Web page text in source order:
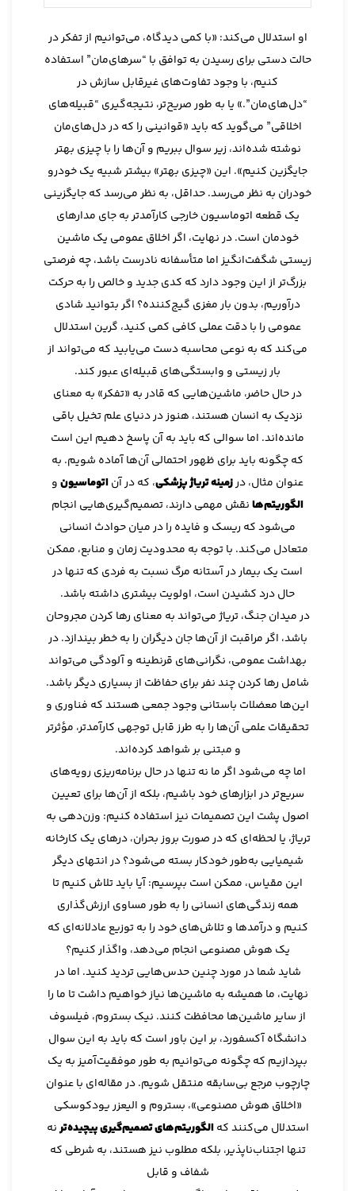
او استدلال می‌کند: «با کمی دیدگاه، می‌توانیم از تفکر در
حالت دستی برای رسیدن به توافق با “سرهای‌مان” استفاده
کنیم، با وجود تفاوت‌های غیرقابل سازش در
“دل‌های‌مان”.» یا به طور صریح‌تر، نتیجه‌گیری “قبیله‌های
اخلاقی” می‌گوید که باید «قوانینی را که در دل‌های‌مان
نوشته شده‌اند، زیر سوال ببریم و آن‌ها را با چیزی بهتر
جایگزین کنیم». این «چیزی بهتر» بیشتر شبیه یک خودرو
خودران به نظر می‌رسد. حداقل، به نظر می‌رسد که جایگزینی
یک قطعه اتوماسیون خارجی کارآمدتر به جای مدارهای
خودمان است. در نهایت، اگر اخلاق عمومی یک ماشین
زیستی شگفت‌انگیز اما متأسفانه نادرست باشد، چه فرصتی
بزرگ‌تر از این وجود دارد که کدی جدید و خالص را به حرکت
درآوریم، بدون بار مغزی گیج‌کننده؟ اگر بتوانید شادی
عمومی را با دقت عملی کافی کمی کنید، گرین استدلال
می‌کند که به نوعی محاسبه دست می‌یابید که می‌تواند از
بار زیستی و وابستگی‌های قبیله‌ای عبور کند.
در حال حاضر، ماشین‌هایی که قادر به «تفکر» به معنای
نزدیک به انسان هستند، هنوز در دنیای علم تخیل باقی
مانده‌اند. اما سوالی که باید به آن پاسخ دهیم این است
که چگونه باید برای ظهور احتمالی آن‌ها آماده شویم. به
عنوان مثال، درزمینه تریاژ پزشکی، که در آناتوماسیونو
الگوریتم‌هانقش مهمی دارند، تصمیم‌گیری‌هایی انجام
می‌شود که ریسک و فایده را در میان حوادث انسانی
متعادل می‌کند. با توجه به محدودیت زمان و منابع، ممکن
است یک بیمار در آستانه مرگ نسبت به فردی که تنها در
حال درد کشیدن است، اولویت بیشتری داشته باشد.
در میدان جنگ، تریاژ می‌تواند به معنای رها کردن مجروحان
باشد، اگر مراقبت از آن‌ها جان دیگران را به خطر بیندازد. در
بهداشت عمومی، نگرانی‌های قرنطینه و آلودگی می‌تواند
شامل رها کردن چند نفر برای حفاظت از بسیاری دیگر باشد.
این‌ها معضلات باستانی وجود جمعی هستند که فناوری و
تحقیقات علمی آن‌ها را به طرز قابل توجهی کارآمدتر، مؤثرتر
و مبتنی بر شواهد کرده‌اند.
اما چه می‌شود اگر ما نه تنها در حال برنامه‌ریزی رویه‌های
سریع‌تر در ابزارهای خود باشیم، بلکه از آن‌ها برای تعیین
اصول پشت این تصمیمات نیز استفاده کنیم: وزن‌دهی به
تریاژ، یا لحظه‌ای که در صورت بروز بحران، درهای یک کارخانه
شیمیایی به‌طور خودکار بسته می‌شود؟ در انتهای دیگر
این مقیاس، ممکن است بپرسیم: آیا باید تلاش کنیم تا
همه زندگی‌های انسانی را به طور مساوی ارزش‌گذاری
کنیم و درآمدها و تلاش‌های خود را به توزیع عادلانه‌ای که
یک هوش مصنوعی انجام می‌دهد، واگذار کنیم؟
شاید شما در مورد چنین حدس‌هایی تردید کنید. اما در
نهایت، ما همیشه به ماشین‌ها نیاز خواهیم داشت تا ما را
از سایر ماشین‌ها محافظت کنند. نیک بستروم، فیلسوف
دانشگاه آکسفورد، بر این باور است که باید به این سوال
بپردازیم که چگونه می‌توانیم به طور موفقیت‌آمیز به یک
چارچوب مرجع بی‌سابقه منتقل شویم. در مقاله‌ای با عنوان
«اخلاق هوش مصنوعی»، بستروم و الیعزر یودکوسکی
استدلال می‌کنند کهالگوریتم‌های تصمیم‌گیری پیچیده‌ترنه
تنها اجتناب‌ناپذیر، بلکه مطلوب نیز هستند، به شرطی که
شفاف و قابل